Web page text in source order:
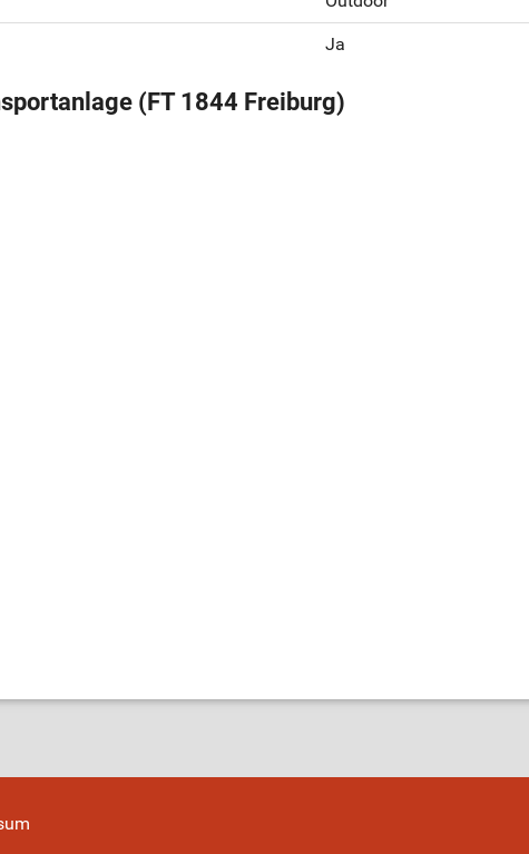
Ja
(FT 1844 Freiburg)